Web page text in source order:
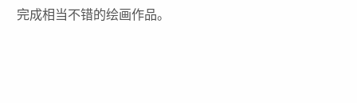
完成相当不错的绘画作品。